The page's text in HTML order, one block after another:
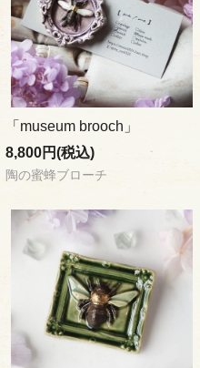
「museum brooch」
8,800円(税込)
陶の蜜蜂ブローチ